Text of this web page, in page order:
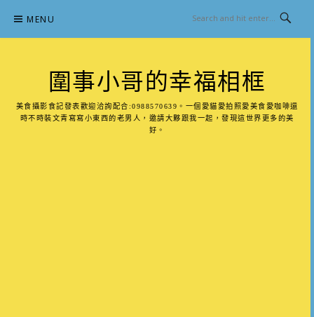
content
MENU
圍事小哥的幸福相框
美食攝影食記發表歡迎洽詢配合:0988570639。一個愛貓愛拍照愛美食愛咖啡還
時不時裝文青寫寫小東西的老男人，邀請大夥跟我一起，發現這世界更多的美
好。